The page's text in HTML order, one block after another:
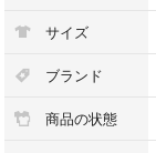
サイズ
ブランド
商品の状態